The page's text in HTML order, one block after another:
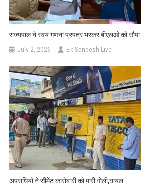
राज्यपाल ने स्वयं गणना प्रपत्र भरकर बीएलओ को सौपा
July 2, 2026 Ek Sandesh Live
अपराधियों ने सीमेंट कारोबारी को मारी गोली,घायल